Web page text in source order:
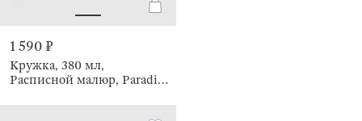
1 590 ₽
Кружка, 380 мл,
Расписной малюр, Paradise